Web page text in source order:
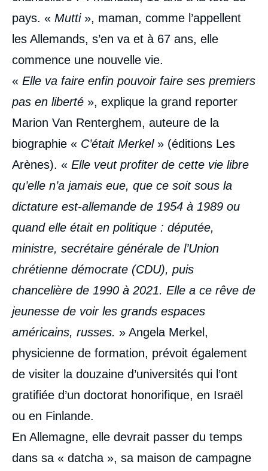
pays. « Mutti», maman, comme l’appellent
les Allemands, s’en va et à 67 ans, elle
commence une nouvelle vie.
« Elle va faire enfin pouvoir faire ses premiers
pas en liberté », explique la grand reporter
Marion Van Renterghem, auteure de la
biographie « C’était Merkel» (éditions Les
Arènes). « Elle veut profiter de cette vie libre
qu’elle n’a jamais eue, que ce soit sous la
dictature est-allemande de 1954 à 1989 ou
quand elle était en politique : députée,
ministre, secrétaire générale de l’Union
chrétienne démocrate (CDU), puis
chancelière de 1990 à 2021. Elle a ce rêve de
jeunesse de voir les grands espaces
américains, russes. » Angela Merkel,
physicienne de formation, prévoit également
de visiter la douzaine d’universités qui l’ont
gratifiée d’un doctorat honorifique, en Israël
ou en Finlande.
En Allemagne, elle devrait passer du temps
dans sa « datcha », sa maison de campagne